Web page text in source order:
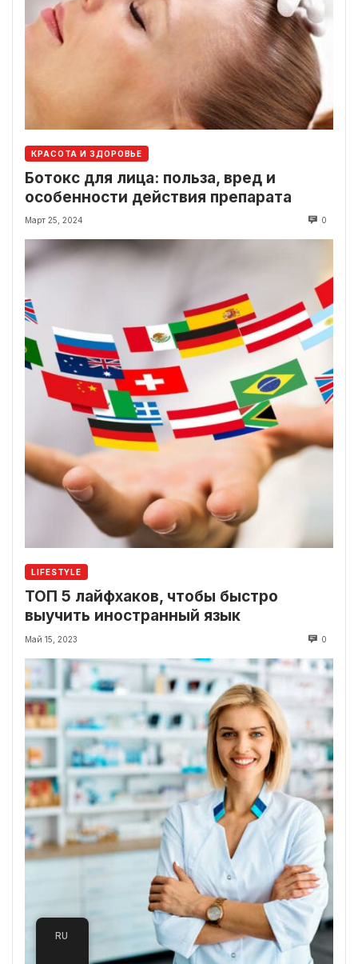
КРАСОТА И ЗДОРОВЬЕ
Ботокс для лица: польза, вред и
особенности действия препарата
Март 25, 2024 0
LIFESTYLE
ТОП 5 лайфхаков, чтобы быстро
выучить иностранный язык
Май 15, 2023 0
RU